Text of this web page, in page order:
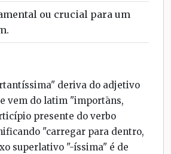
ou crucial para um
deriva do adjetivo
vem do latim "importāns,
presente do verbo
"carregar para dentro,
superlativo "-íssima" é de